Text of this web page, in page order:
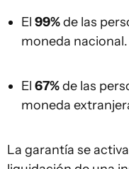
El 99%de las
moneda nacional.
El 67%de las
moneda
La garantía se